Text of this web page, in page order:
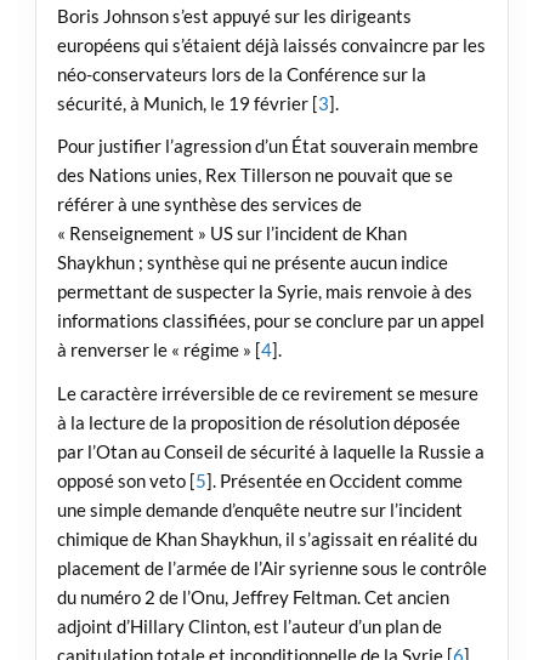
Boris Johnson s’est appuyé sur les dirigeants
européens qui s’étaient déjà laissés convaincre par les
néo-conservateurs lors de la Conférence sur la
sécurité, à Munich, le 19 février [3].
Pour justifier l’agression d’un État souverain membre
des Nations unies, Rex Tillerson ne pouvait que se
référer à une synthèse des services de
« Renseignement » US sur l’incident de Khan
Shaykhun ; synthèse qui ne présente aucun indice
permettant de suspecter la Syrie, mais renvoie à des
informations classifiées, pour se conclure par un appel
à renverser le « régime » [4].
Le caractère irréversible de ce revirement se mesure
à la lecture de la proposition de résolution déposée
par l’Otan au Conseil de sécurité à laquelle la Russie a
opposé son veto [5]. Présentée en Occident comme
une simple demande d’enquête neutre sur l’incident
chimique de Khan Shaykhun, il s’agissait en réalité du
placement de l’armée de l’Air syrienne sous le contrôle
du numéro 2 de l’Onu, Jeffrey Feltman. Cet ancien
adjoint d’Hillary Clinton, est l’auteur d’un plan de
capitulation totale et inconditionnelle de la Syrie [6].